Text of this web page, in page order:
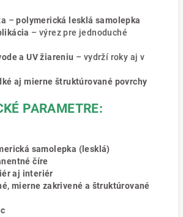
–polymerická lesklá samolepka
– výrez pre jednoduché
a UV žiareniu – vydrží roky aj v
aj mierne štruktúrované povrchy
PARAMETRE:
samolepka (lesklá)
číre
aj interiér
mierne zakrivené a štruktúrované